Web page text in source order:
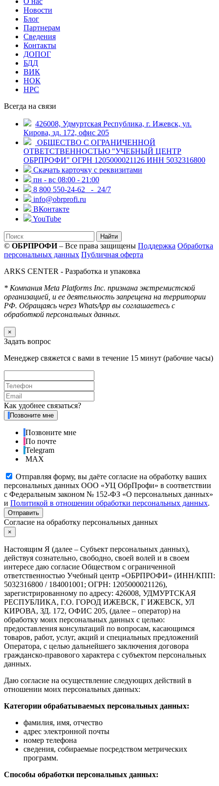
Новости
Блог
Партнерам
Сведения
Контакты
ДОПОГ
БДД
ВИК
НОК
НРС
Всегда на связи
426008, Удмуртская Республика, г. Ижевск, ул.
Кирова, зд. 172, офис 205
ОБЩЕСТВО С ОГРАНИЧЕННОЙ
ОТВЕТСТВЕННОСТЬЮ "УЧЕБНЫЙ ЦЕНТР
ОБРПРОФИ" ОГРН 1205000021126 ИНН 5032316800
Скачать карточку с реквизитами
пн - вс 08:00 - 21:00
8 800 550-24-62
- 24/7
info@obrprofi.ru
ВКонтакте
YouTube
Найти
© ОБРПРОФИ– Все права защищены Поддержка Обработка
персональных данных Публичная оферта
ARKS CENTER - Разработка и упаковка
* Компания Meta Platforms Inc. признана экстремистской
организацией, и ее деятельность запрещена на территории
РФ. Обращаясь через WhatsApp вы соглашаетесь с
обработкой персональных данных.
×
Задать вопрос
Менеджер свяжется с вами в течение 15 минут (рабочие часы)
Как удобнее связаться?
Позвоните мне
Позвоните мне
По почте
Telegram
MAX
Отправляя форму, вы даёте согласие на обработку ваших
персональных данных ООО «УЦ ОбрПрофи» в соответствии
с Федеральным законом № 152-ФЗ «О персональных данных»
и Политикой в отношении обработки персональных данных.
Отправить
Согласие на обработку персональных данных
×
Настоящим Я (далее – Субъект персональных данных),
действуя сознательно, свободно, своей волей и в своем
интересе даю согласие Обществом с ограниченной
ответственностью Учебный центр «ОБРПРОФИ» (ИНН/КПП:
5032316800 / 184001001; ОГРН: 1205000021126),
зарегистрированному по адресу: 426008, УДМУРТСКАЯ
РЕСПУБЛИКА, Г.О. ГОРОД ИЖЕВСК, Г ИЖЕВСК, УЛ
КИРОВА, ЗД. 172, ОФИС 205, (далее – оператор) на
обработку моих персональных данных с целью:
предоставления консультаций по вопросам, касающимся
товаров, работ, услуг, акций и специальных предложений
Оператора, с целью дальнейшего заключения договора
гражданско-правового характера с субъектом персональных
данных.
Даю согласие на осуществление следующих действий в
отношении моих персональных данных:
Категории обрабатываемых персональных данных:
фамилия, имя, отчество
адрес электронной почты
номер телефона
сведения, собираемые посредством метрических
программ.
Способы обработки персональных данных: